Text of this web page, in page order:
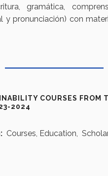
gramática,
y pronunciación) con
COURSES FROM
2024
Courses, Education,